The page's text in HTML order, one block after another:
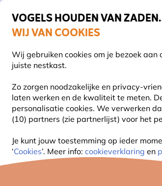
VOGELS HOUDEN VAN
WIJ VAN COOKIES
Wij gebruiken cookies om je bezoek
juiste nestkast.
Zo zorgen noodzakelijke en privacy-
laten werken en de kwaliteit te meten.
personalisatie cookies. We verwerken
(10) partners (zie partnerlijst) voor het
Je kunt jouw toestemming op ieder
‘Cookies’. Meer info: cookieverklaring en
Gratis thuisbezorgd vanaf €49
VOGELVOER VOEDERSYSTEMEN